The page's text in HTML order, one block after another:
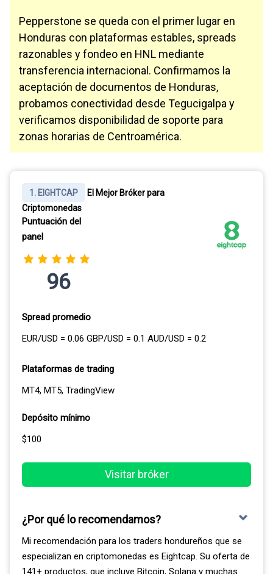
Pepperstone se queda con el primer lugar en
Honduras con plataformas estables, spreads
razonables y fondeo en HNL mediante
transferencia internacional. Confirmamos la
aceptación de documentos de Honduras,
probamos conectividad desde Tegucigalpa y
verificamos disponibilidad de soporte para
zonas horarias de Centroamérica.
1. EIGHTCAP
El Mejor Bróker para
Criptomonedas
Puntuación del
panel
96
Spread promedio
EUR/USD = 0.06 GBP/USD = 0.1 AUD/USD = 0.2
Plataformas de trading
MT4, MT5, TradingView
Depósito mínimo
$100
Visitar bróker
¿Por qué lo recomendamos?
Mi recomendación para los traders hondureños que se
especializan en criptomonedas es Eightcap. Su oferta de
141+ productos, que incluye Bitcoin, Solana y muchas